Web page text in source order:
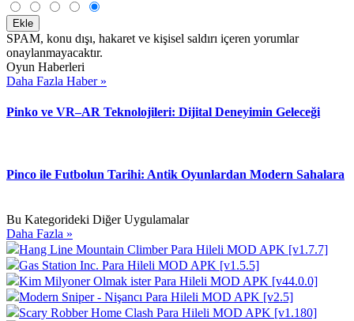
Ekle
SPAM, konu dışı, hakaret ve kişisel saldırı içeren yorumlar
onaylanmayacaktır.
Oyun Haberleri
Daha Fazla Haber »
Pinko ve VR–AR Teknolojileri: Dijital Deneyimin Geleceği
Pinco ile Futbolun Tarihi: Antik Oyunlardan Modern Sahalara
Bu Kategorideki Diğer Uygulamalar
Daha Fazla »
Hang Line Mountain Climber Para Hileli MOD APK [v1.7.7]
Gas Station Inc. Para Hileli MOD APK [v1.5.5]
Kim Milyoner Olmak ister Para Hileli MOD APK [v44.0.0]
Modern Sniper - Nişancı Para Hileli MOD APK [v2.5]
Scary Robber Home Clash Para Hileli MOD APK [v1.180]